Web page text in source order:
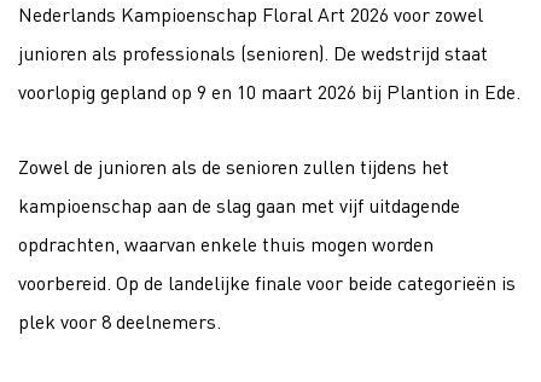
Nederlands Kampioenschap Floral Art 2026 voor zowel
junioren als professionals (senioren). De wedstrijd staat
voorlopig gepland op 9 en 10 maart 2026 bij Plantion in Ede.
Zowel de junioren als de senioren zullen tijdens het
kampioenschap aan de slag gaan met vijf uitdagende
opdrachten, waarvan enkele thuis mogen worden
voorbereid. Op de landelijke finale voor beide categorieën is
plek voor 8 deelnemers.